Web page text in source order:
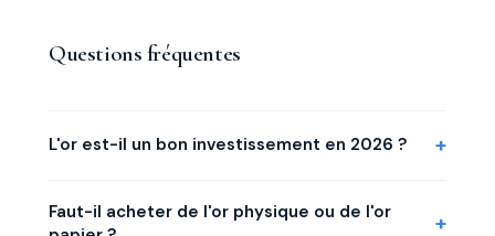
Questions fréquentes
L'or est-il un bon investissement en 2026 ?
2026, mais ce n'est pas un investissement de
Faut-il acheter de l'or physique ou de l'or